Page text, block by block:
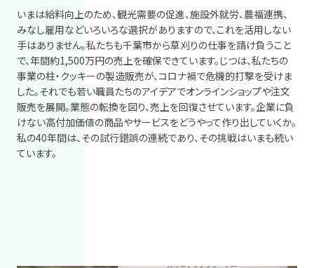
いまは給料向上のため、観光需要の促進、施設外就労、農福連携、
みなし雇用などいろいろな選択がありますので、これを活用しない
手はありません。私たちも千葉市から草刈りの仕事を請け負うこと
で、年間約1,500万円の売上を確保できています。じつは、私たちの
事業の柱・クッキーの製造販売が、コロナ禍で危機的打撃を受けま
した。それでも若い職員たちのアイデアでオンラインショップや注文
販売を展開。業態の転換を図り、売上を回復させています。企業に負
けない高付加価値の商品やサービスをどうやって作り出していくか。
私の40年間は、その試行錯誤の連続であり、その挑戦はいまも続い
ています。